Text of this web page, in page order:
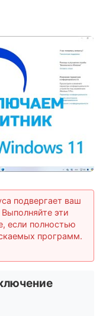
подвергает ваш
эти
если полностью
программ.